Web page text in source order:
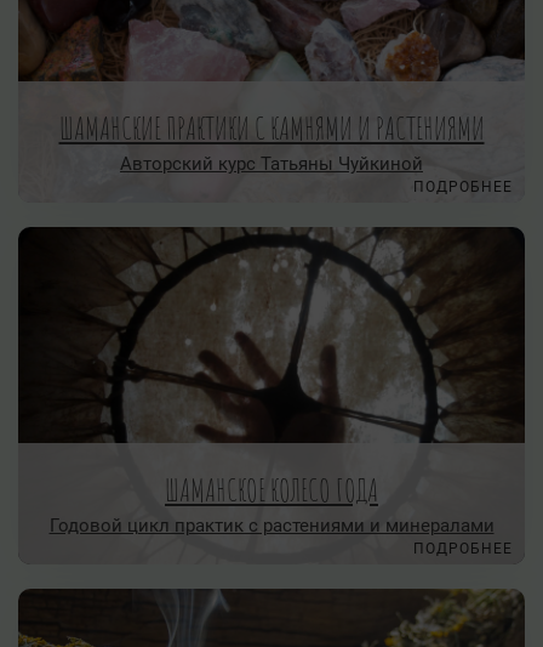
ШАМАНСКИЕ ПРАКТИКИ С КАМНЯМИ И РАСТЕНИЯМИ
Авторский курс Татьяны Чуйкиной
ПОДРОБНЕЕ
ШАМАНСКОЕ КОЛЕСО ГОДА
Годовой цикл практик с растениями и минералами
ПОДРОБНЕЕ